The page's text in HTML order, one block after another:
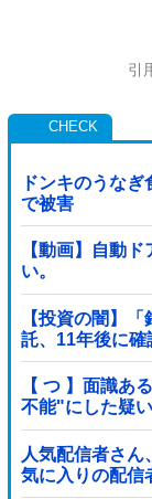
引
ドンキのうな
で被害
【動画】自動
い。
【投資の闇】
託、11年後に
【 つ 】面識あ
不能"にした疑
幌市
人気配信者さ
気に入りの配信